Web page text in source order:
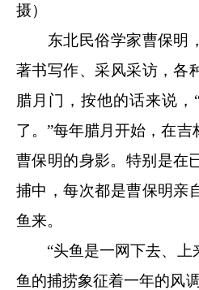
摄）
东北民俗学家曹保明，
著书写作、采风采访，各
腊月门，按他的话来说
了。”每年腊月开始，在
曹保明的身影。特别是在
捕中，每次都是曹保明亲
鱼来。
“头鱼是一网下去、上
鱼的捕捞象征着一年的风